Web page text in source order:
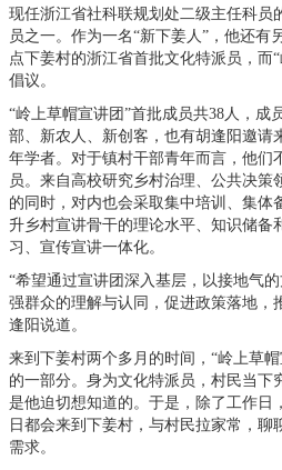
现任浙江省社科联规划处二级主任科员
员之一。作为一名“新下姜人”，他还有
点下姜村的浙江省首批文化特派员，而
倡议。
“岭上草帽宣讲团”首批成员共38人，成
部、新农人、新创客，也有胡逢阳邀请
年学者。对于镇村干部青年而言，他们
员。来自高校研究乡村治理、公共决策
的同时，对内也会采取集中培训、集体
升乡村宣讲骨干的理论水平、知识储备
习、宣传宣讲一体化。
“希望通过宣讲团深入基层，以接地气
强群众的理解与认同，促进政策落地，
逢阳说道。
来到下姜村两个多月的时间，“岭上草
的一部分。身为文化特派员，村民当下
是他迫切想知道的。于是，除了工作日
日都会来到下姜村，与村民拉家常，聊
需求。